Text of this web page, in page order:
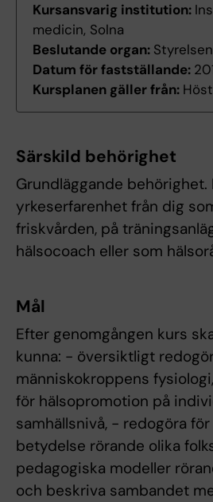
Kursansvarig institution:
medicin, Solna
Beslutande organ:
Datum för fastställande:
Kursplanen gäller från:
Särskild behörighet
Grundläggande behörighet.
yrkeserfarenhet från dig
friskvården, på
hälsocoach eller som
Mål
Efter genomgången kurs
kunna: - översiktligt
människokroppens
för hälsopromotion på
samhällsnivå, - redogöra
betydelse rörande olika
pedagogiska modeller
och beskriva sambandet